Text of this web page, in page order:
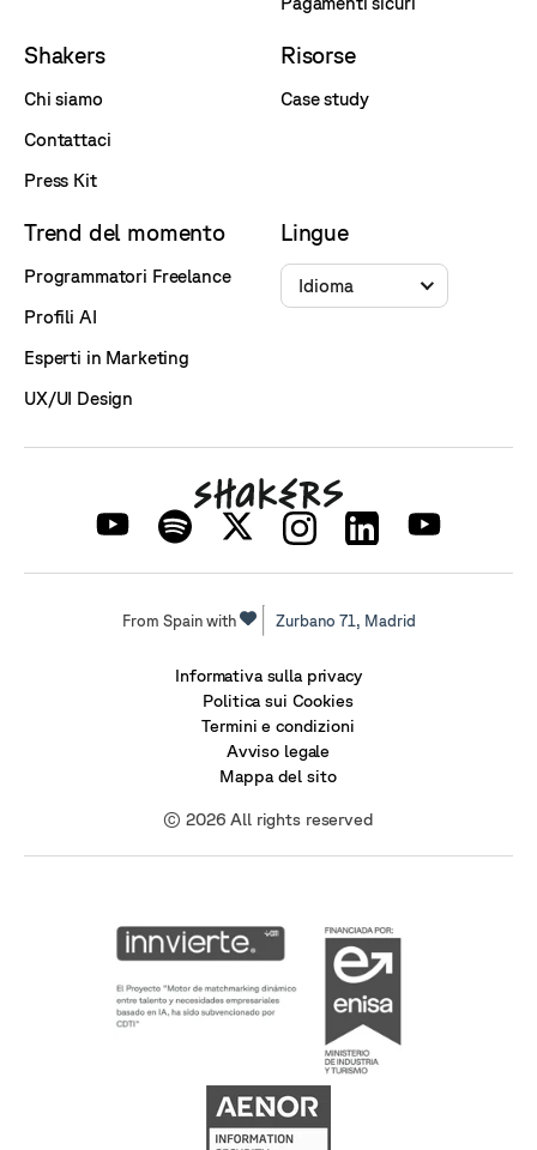
Shakers
Chi siamo
Contattaci
Press Kit
Risorse
Case study
Trend del momento
Programmatori Freelance
Profili AI
Esperti in Marketing
UX/UI Design
Lingue
Idioma
From Spain with Zurbano 71, Madrid
Informativa sulla privacy
Politica sui Cookies
Termini e condizioni
Avviso legale
Mappa del sito
© 2026 All rights reserved